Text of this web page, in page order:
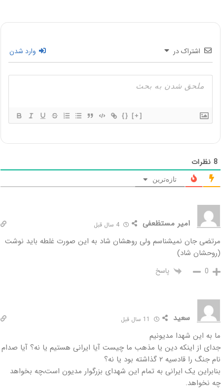
اشتراک در وارد شدن
{} [+]
8 نظرات
تازه‌ترین
امیر مستظعفی 4 سال قبل
مرتضی جان نمیشناسم ولی روهشان شاد به این صورت غلطه باید نوشت
(روحشان شاد)
0 پاسخ
سعید
ما به این شهدا مدیونیم
جدای از اینکه دین یا مذهب ما چیست آیا ایرانی هستیم یا نه؟ آیا صدام
نام جنگ را قادسیه ۲ گذاشته بود یا نه؟
بنابراین یک ایرانی به تمام این شهدای بزرگوار مدیون است،چه بخواهد
چه نخواهد.